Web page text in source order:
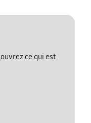
ce qui est